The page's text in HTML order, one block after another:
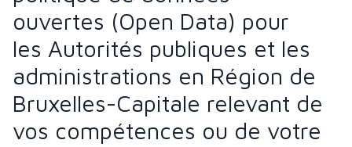
ouvertes (Open Data) pour
les Autorités publiques et les
administrations en Région de
Bruxelles-Capitale relevant de
vos compétences ou de votre